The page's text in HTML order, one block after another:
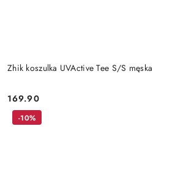
Zhik koszulka UVActive Tee S/S męska
Cena:
169.90
-10%